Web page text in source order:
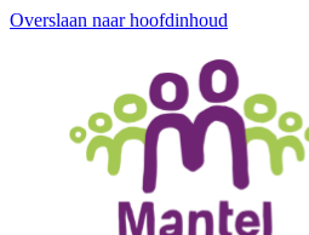
Overslaan naar hoofdinhoud